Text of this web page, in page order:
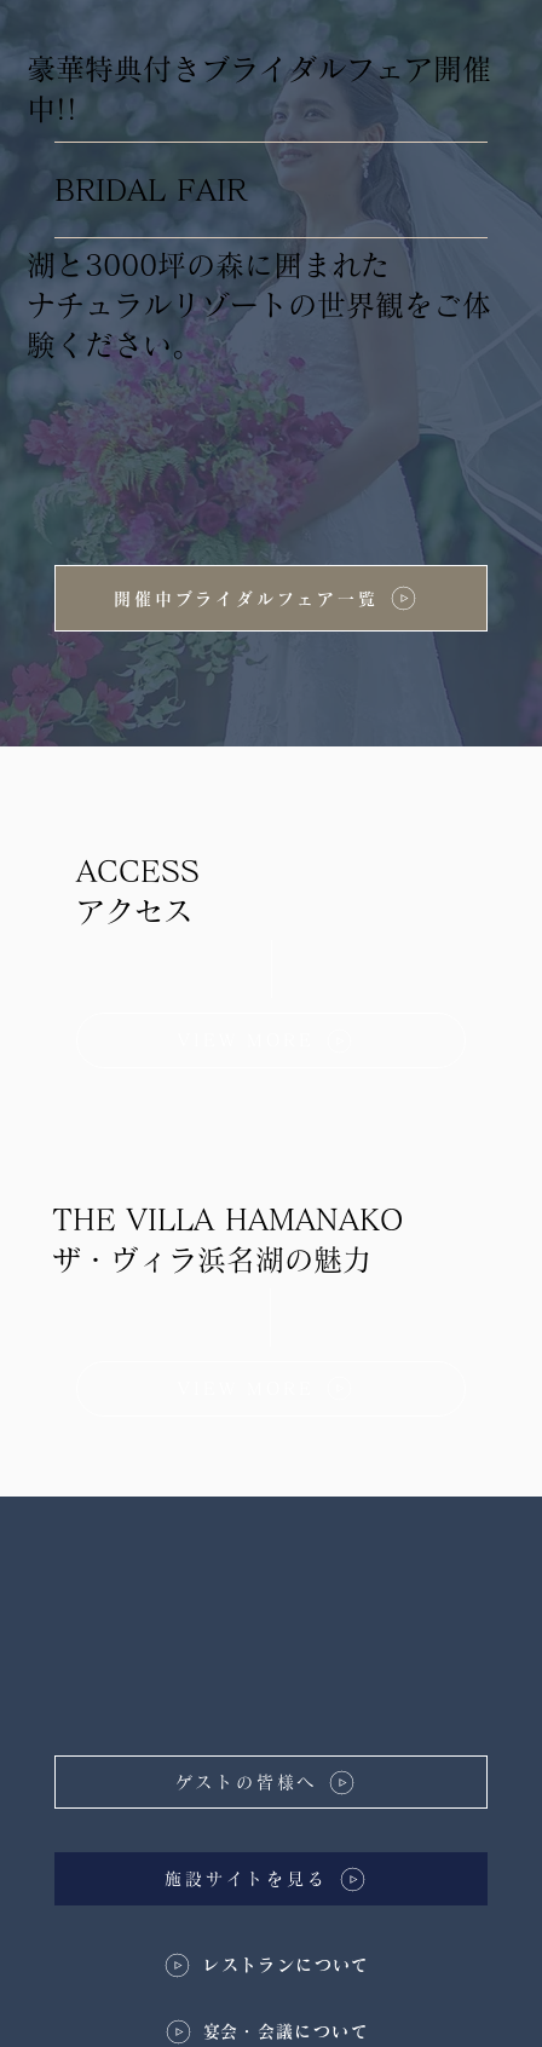
ACCESS
アクセス
THE VILLA HAMANAKO
ザ・ヴィラ浜名湖の魅力
​豪華特典付きブライダルフェア開催
中!!
BRIDAL FAIR
湖と3000坪の森に囲まれた
ナチュラルリゾートの世界観をご体
験ください。
開催中ブライダルフェア一覧
施設サイトを見る
ゲストの皆様へ
​宴会・会議について
レストランについて